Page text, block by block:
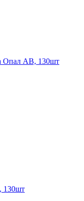
Опал АВ, 130шт
130шт